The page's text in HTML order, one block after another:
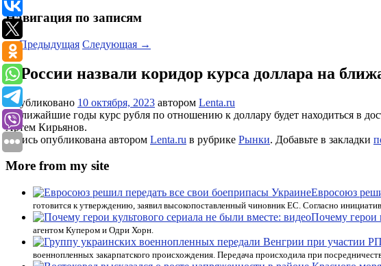
Навигация по записям
←Предыдущая Следующая →
В России назвали коридор курса доллара на
Опубликовано 10 октября, 2023 автором Lenta.ru
В ближайшие годы курс рубля по отношению к доллару будет находиться в
Артем Кирьянов.
Запись опубликована автором Lenta.ru в рубрике Рынки. Добавьте в закладки
More from my site
Евросоюз
готовится к утверждению, заявил высокопоставленный чиновник ЕС. Согласно
Почему герои
агентом Купером и Одри Хорн.
военнопленных закарпатского происхождения. Передача происходила при